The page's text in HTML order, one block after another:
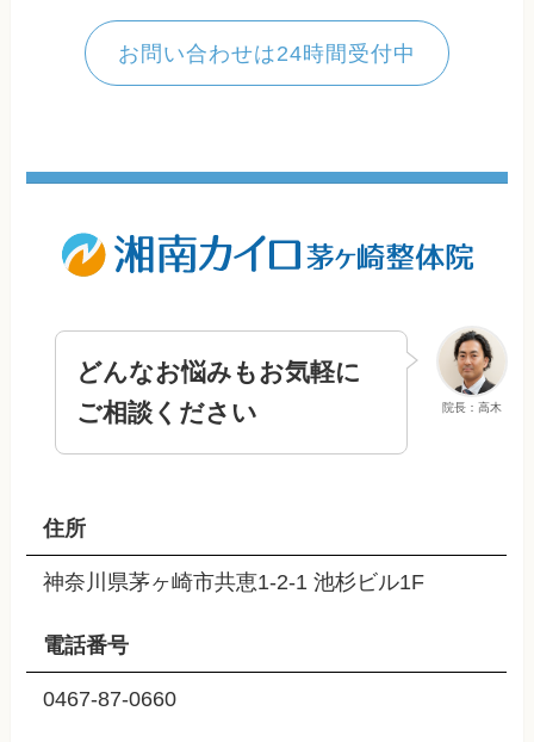
お問い合わせは24時間受付中
院長：高木
どんなお悩みもお気軽に
ご相談ください
住所
神奈川県茅ヶ崎市共恵1-2-1 池杉ビル1F
電話番号
0467-87-0660